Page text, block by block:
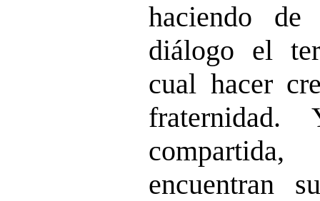
haciendo
diálogo el
cual hacer
encuentran